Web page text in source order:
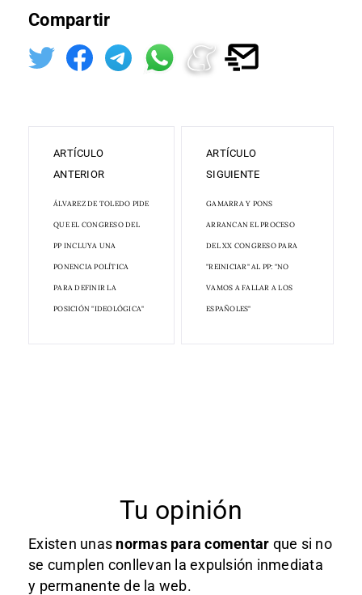
Compartir
ARTÍCULO
ANTERIOR
ÁLVAREZ DE TOLEDO PIDE
QUE EL CONGRESO DEL
PP INCLUYA UNA
PONENCIA POLÍTICA
PARA DEFINIR LA
POSICIÓN "IDEOLÓGICA"
ARTÍCULO
SIGUIENTE
GAMARRA Y PONS
ARRANCAN EL PROCESO
DEL XX CONGRESO PARA
"REINICIAR" AL PP: "NO
VAMOS A FALLAR A LOS
ESPAÑOLES"
Tu opinión
Existen unas normas para comentar que si no
se cumplen conllevan la expulsión inmediata
y permanente de la web.